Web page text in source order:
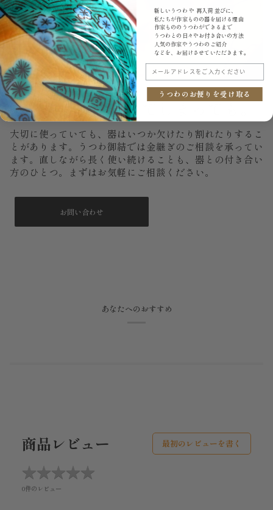
もし、いつか割れてしまっても。
大切に使っていても、器はいつか欠けたり割れたりするこ
とがあります。うつわ御結では金継ぎのご相談を承ってい
ます。直しながら長く使い続けることも、器との付き合い
方のひとつ。まずはお気軽にご相談ください。
お問い合わせ
あなたへのおすすめ
商品レビュー 最初のレビューを書く
★★★★★
★★★★★
0件のレビュー
新しいうつわ や 再入荷 並びに、
私たちが作家ものの器を届ける理由
作家もののうつわができるまで
うつわとの日々やお付き合いの方法
人気の作家やうつわのご紹介
などを、お届けさせていただきます。
うつわのお便りを受け取る